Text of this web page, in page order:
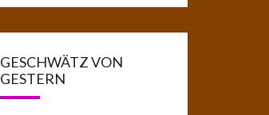
GESCHWÄTZ VON
GESTERN